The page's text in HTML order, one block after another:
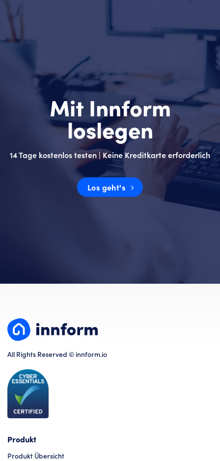
Mit Innform
loslegen
14 Tage kostenlos testen | Keine Kreditkarte erforderlich
Los geht's
All Rights Reserved © innform.io
Produkt
Produkt Übersicht